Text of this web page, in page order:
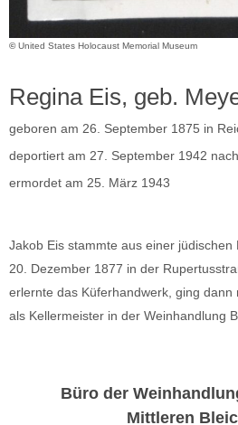
©United States Holocaust Memorial Museum
Regina Eis, geb.
geboren am 26. September 1875 in
deportiert am 27. September 1942
ermordet am 25. März 1943
Jakob Eis stammte aus einer
20. Dezember 1877 in der
erlernte das Küferhandwerk, ging dann
als Kellermeister in der Weinhandlung
Büro der
Mittleren